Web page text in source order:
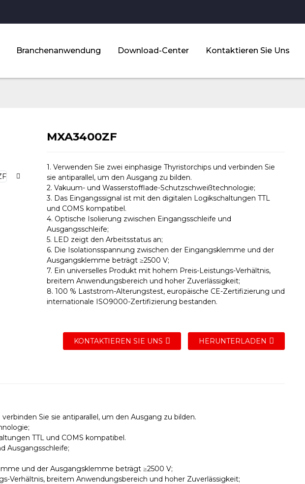
Branchenanwendung Download-Center Kontaktieren Sie Uns
MXA3400ZF
1. Verwenden Sie zwei einphasige Thyristorchips und verbinden Sie
sie antiparallel, um den Ausgang zu bilden.
2. Vakuum- und Wasserstofflade-Schutzschweißtechnologie;
3. Das Eingangssignal ist mit den digitalen Logikschaltungen TTL
und COMS kompatibel.
4. Optische Isolierung zwischen Eingangsschleife und
Ausgangsschleife;
5. LED zeigt den Arbeitsstatus an;
6. Die Isolationsspannung zwischen der Eingangsklemme und der
Ausgangsklemme beträgt ≥2500 V;
7. Ein universelles Produkt mit hohem Preis-Leistungs-Verhältnis,
breitem Anwendungsbereich und hoher Zuverlässigkeit;
8. 100 % Laststrom-Alterungstest, europäische CE-Zertifizierung und
internationale ISO9000-Zertifizierung bestanden.
KONTAKTIEREN SIE UNS HERUNTERLADEN
Sie sie antiparallel, um den Ausgang zu bilden.
TTL und COMS kompatibel.
Ausgangsschleife;
und der Ausgangsklemme beträgt ≥2500 V;
Verhältnis, breitem Anwendungsbereich und hoher Zuverlässigkeit;